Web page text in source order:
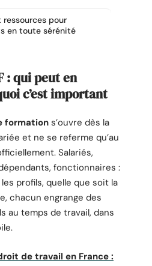
pour
en toute sérénité
: qui peut en
c’est important
formations’ouvre dès la
et ne se referme qu’au
Salariés,
fonctionnaires :
profils, quelle que soit la
chacun engrange des
au temps de travail, dans
de travail en France :